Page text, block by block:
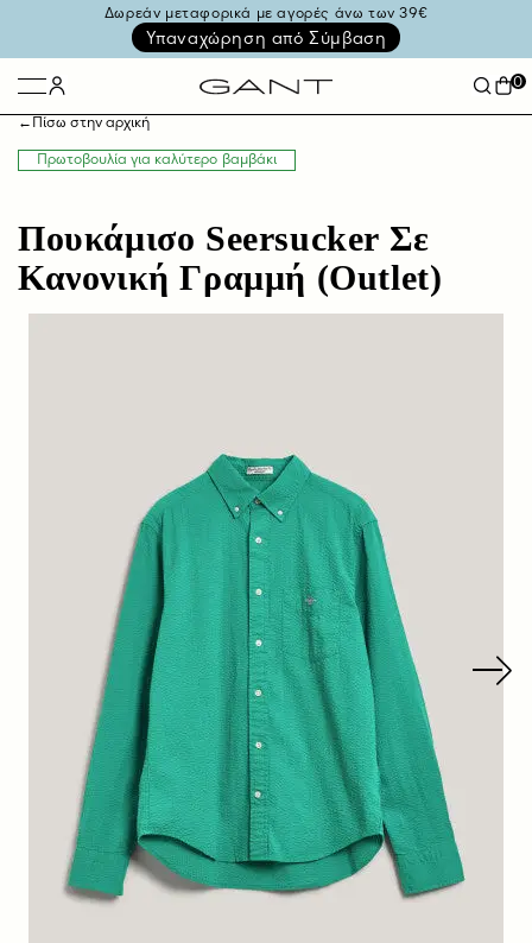
Δωρεάν μεταφορικά με αγορές άνω των 39€
Υπαναχώρηση από Σύμβαση
0
← Πίσω στην αρχική
Πρωτοβουλία για καλύτερο βαμβάκι
Πουκάμισο Seersucker Σε
Κανονική Γραμμή (Outlet)